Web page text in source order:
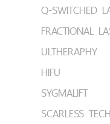
Q-SWITCHED
FRACTIONAL
ULTHERAPHY
HIFU
SYGMALIFT
SCARLESS